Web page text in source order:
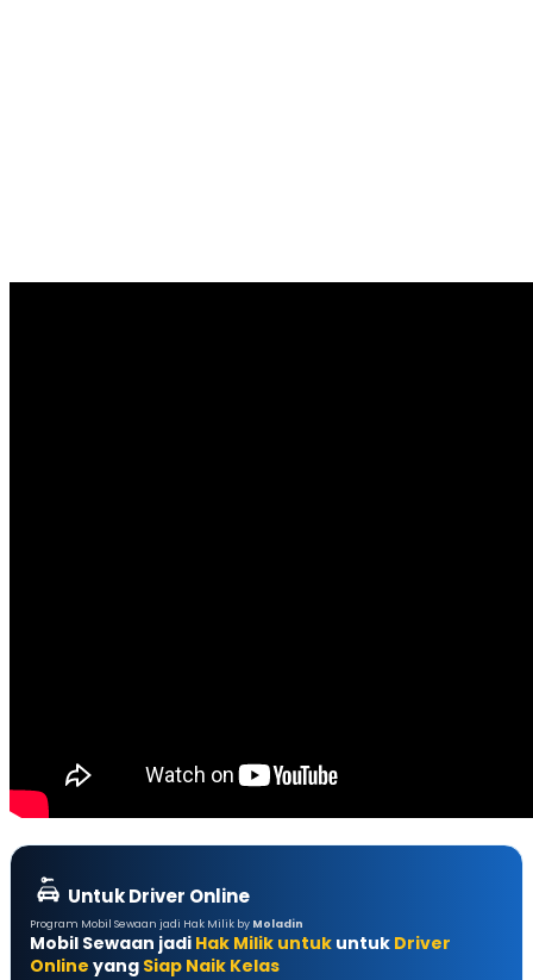
Untuk Driver Online
Program Mobil Sewaan jadi Hak Milik by Moladin
Mobil Sewaan jadi Hak Milik untuk untuk Driver
Online yang Siap Naik Kelas